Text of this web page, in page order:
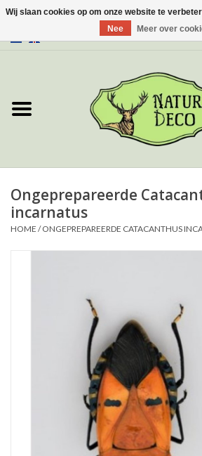
Over ons
Nieuw
Sieraden
Prepareerbenodigdheden
Schedels & skeletten
Ongeprepareerde
incarnatus
HOME /ONGEPREPAREERDE CATACANTHUS
Wij slaan cookies op om onze website te
Nee
Meer over